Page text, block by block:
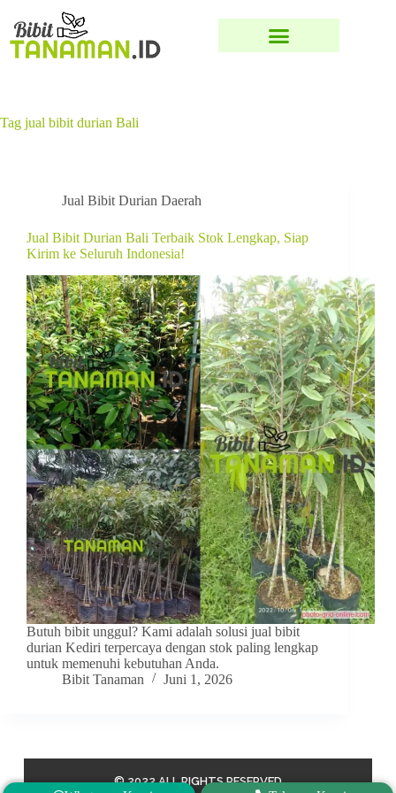
Tag jual bibit durian Bali
Jual Bibit Durian Daerah
Jual Bibit Durian Bali Terbaik Stok Lengkap, Siap
Kirim ke Seluruh Indonesia!
Butuh bibit unggul? Kami adalah solusi jual bibit
durian Kediri terpercaya dengan stok paling lengkap
untuk memenuhi kebutuhan Anda.
Bibit Tanaman
Juni 1, 2026
© 2022 ALL RIGHTS RESERVED